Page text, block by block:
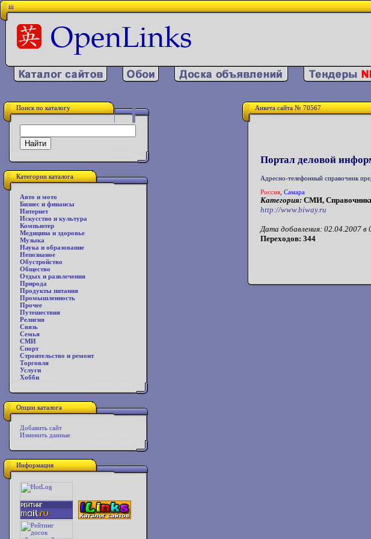
iii
Поиск по каталогу
Категории каталога
Авто и мото
Бизнес и финансы
Интернет
Искусство и культура
Компьютер
Медицина и здоровье
Музыка
Наука и образование
Непознаное
Обустройство
Общество
Отдых и развлечения
Природа
Продукты питания
Промышленность
Прочее
Путешествия
Религия
Связь
Семья
СМИ
Спорт
Строительство и ремонт
Торговля
Услуги
Хобби
Опции каталога
Добавить сайт
Изменить данные
Информация
Анкета сайта № 70567
Портал деловой
Адресно-телефонный справочник
Россия Самара
Категория: СМИ,
http://www.biway.ru
Дата добавления: 02.04.2007 в
Переходов: 344